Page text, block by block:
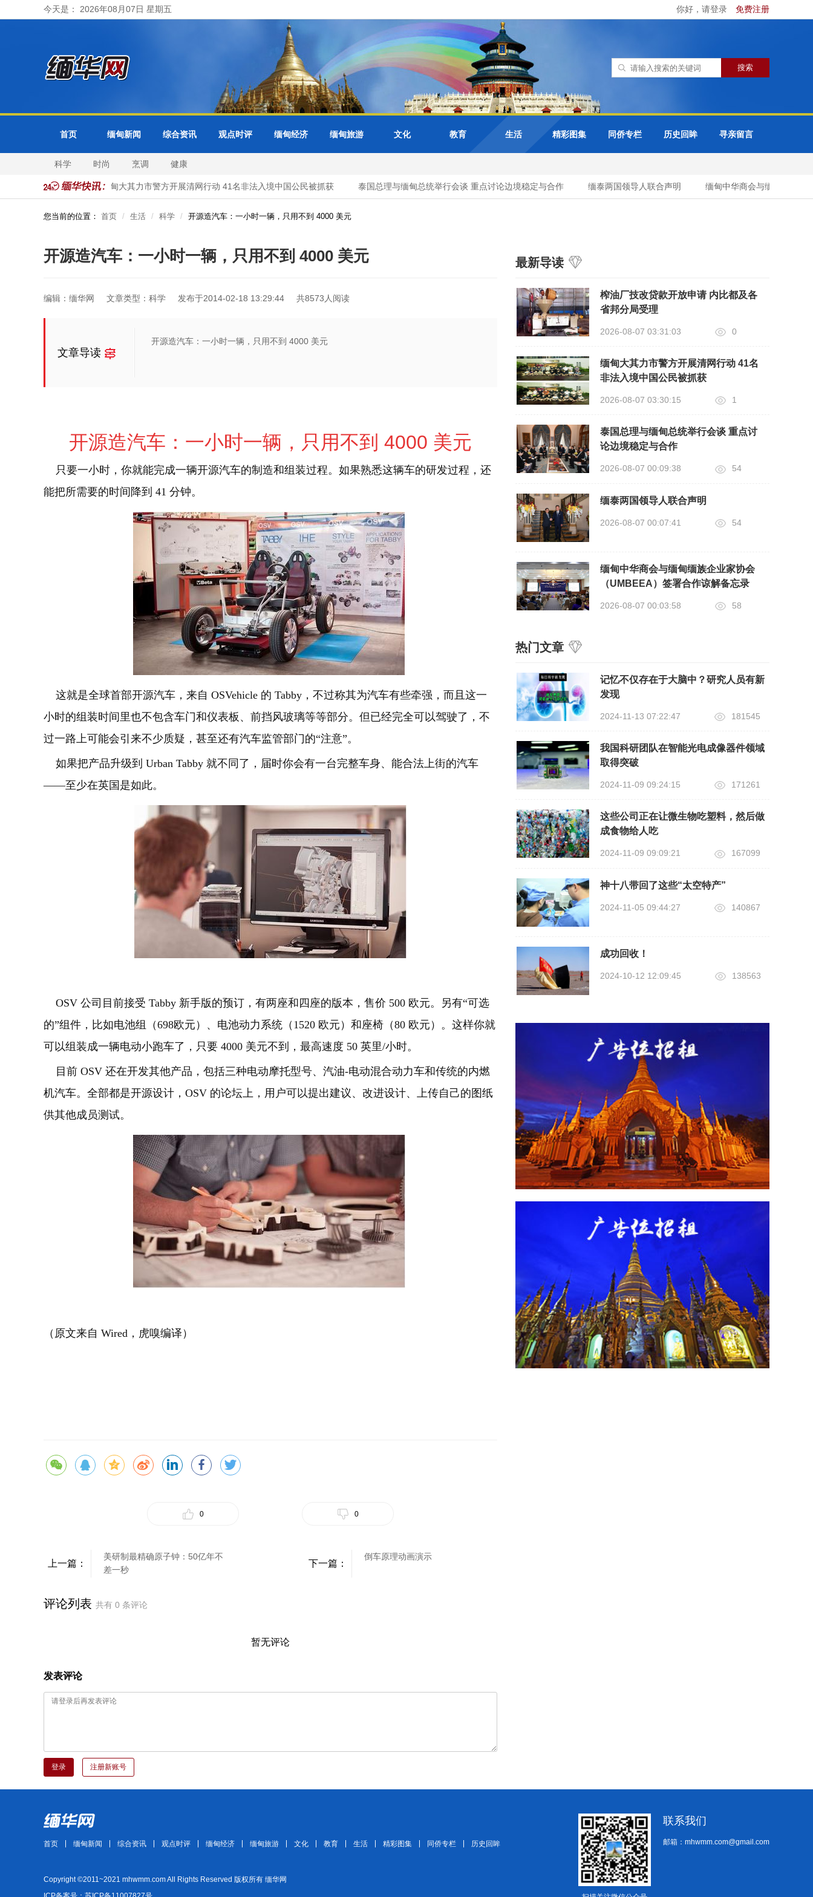
今天是： 2026年08月07日 星期五 你好，请登录 免费注册
首页 缅甸新闻 综合资讯 观点时评 缅甸经济 缅甸旅游 文化 教育 生活 精彩图集 同侨专栏 历史回眸 寻亲留言
科学 时尚 烹调 健康
各省邦分局受理 缅甸大其力市警方开展清网行动 41名非法入境中国公民被抓获 泰国总理与缅甸总统举行会谈 重点讨论边境稳定与合作 缅泰两国领导人联合声明 缅甸中华商会与缅甸缅族企业
您当前的位置： 首页 生活 科学 开源造汽车：一小时一辆，只用不到 4000 美元
开源造汽车：一小时一辆，只用不到 4000 美元
编辑：缅华网 文章类型：科学 发布于2014-02-18 13:29:44 共8573人阅读
文章导读
开源造汽车：一小时一辆，只用不到 4000 美元
开源造汽车：一小时一辆，只用不到 4000 美元
只要一小时，你就能完成一辆开源汽车的制造和组装过程。如果熟悉这辆车的研发过程，还
能把所需要的时间降到 41 分钟。
这就是全球首部开源汽车，来自 OSVehicle 的 Tabby，不过称其为汽车有些牵强，而且这一
小时的组装时间里也不包含车门和仪表板、前挡风玻璃等等部分。但已经完全可以驾驶了，不
过一路上可能会引来不少质疑，甚至还有汽车监管部门的“注意”。
如果把产品升级到 Urban Tabby 就不同了，届时你会有一台完整车身、能合法上街的汽车
——至少在英国是如此。
OSV 公司目前接受 Tabby 新手版的预订，有两座和四座的版本，售价 500 欧元。另有“可选
的”组件，比如电池组（698欧元）、电池动力系统（1520 欧元）和座椅（80 欧元）。这样你就
可以组装成一辆电动小跑车了，只要 4000 美元不到，最高速度 50 英里/小时。
目前 OSV 还在开发其他产品，包括三种电动摩托型号、汽油-电动混合动力车和传统的内燃
机汽车。全部都是开源设计，OSV 的论坛上，用户可以提出建议、改进设计、上传自己的图纸
供其他成员测试。
（原文来自 Wired，虎嗅编译）
0 0
上一篇：
美研制最精确原子钟：50亿年不
差一秒
下一篇：
倒车原理动画演示
评论列表 共有 0 条评论
暂无评论
发表评论
登录 注册新账号
最新导读
榨油厂技改贷款开放申请 内比都及各
省邦分局受理
2026-08-07 03:31:03 0
缅甸大其力市警方开展清网行动 41名
非法入境中国公民被抓获
2026-08-07 03:30:15 1
泰国总理与缅甸总统举行会谈 重点讨
论边境稳定与合作
2026-08-07 00:09:38 54
缅泰两国领导人联合声明
2026-08-07 00:07:41 54
缅甸中华商会与缅甸缅族企业家协会
（UMBEEA）签署合作谅解备忘录
2026-08-07 00:03:58 58
热门文章
记忆不仅存在于大脑中？研究人员有新
发现
2024-11-13 07:22:47 181545
我国科研团队在智能光电成像器件领域
取得突破
2024-11-09 09:24:15 171261
这些公司正在让微生物吃塑料，然后做
成食物给人吃
2024-11-09 09:09:21 167099
神十八带回了这些“太空特产”
2024-11-05 09:44:27 140867
成功回收！
2024-10-12 12:09:45 138563
首页 缅甸新闻 综合资讯 观点时评 缅甸经济 缅甸旅游 文化 教育 生活 精彩图集 同侨专栏 历史回眸
Copyright ©2011~2021 mhwmm.com All Rights Reserved 版权所有 缅华网
联系我们
邮箱：mhwmm.com@gmail.com